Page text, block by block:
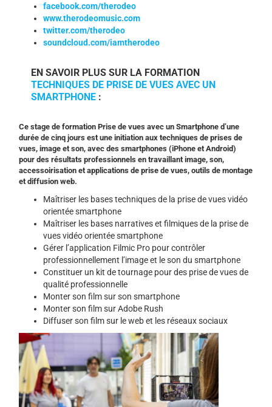
facebook.com/therodeo
www.therodeomusic.com
twitter.com/therodeo
soundcloud.com/iamtherodeo
EN SAVOIR PLUS SUR LA FORMATION
TECHNIQUES DE PRISE DE VUES AVEC UN
SMARTPHONE :
Ce stage de formation Prise de vues avec un Smartphone d’une
durée de cinq jours est une initiation aux techniques de prises de
vues, image et son, avec des smartphones (iPhone et Android)
pour des résultats professionnels en travaillant image, son,
accessoirisation et applications de prise de vues, outils de montage
et diffusion web.
Maîtriser les bases techniques de la prise de vues vidéo
orientée smartphone
Maîtriser les bases narratives et filmiques de la prise de
vues vidéo orientée smartphone
Gérer l’application Filmic Pro pour contrôler
professionnellement l’image et le son du smartphone
Constituer un kit de tournage pour des prise de vues de
qualité professionnelle
Monter son film sur son smartphone
Monter son film sur Adobe Rush
Diffuser son film sur le web et les réseaux sociaux